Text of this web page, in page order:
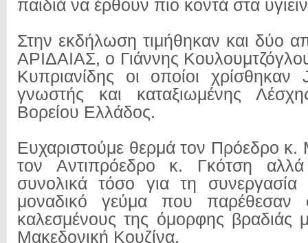
παιδιά να έρθουν πιο κοντά στα
Στην εκδήλωση τιμήθηκαν και δύο
ΑΡΙΔΑΙΑΣ, ο Γιάννης
Κυπριανίδης οι οποίοι
γνωστής και καταξιωμένης
Βορείου Ελλάδος.
Ευχαριστούμε θερμά τον Πρόεδρο
τον Αντιπρόεδρο κ. Γκότση
συνολικά τόσο για τη
μοναδικό γεύμα που παρέθεσαν
καλεσμένους της όμορφης βραδιάς
Μακεδονική Κουζίνα.